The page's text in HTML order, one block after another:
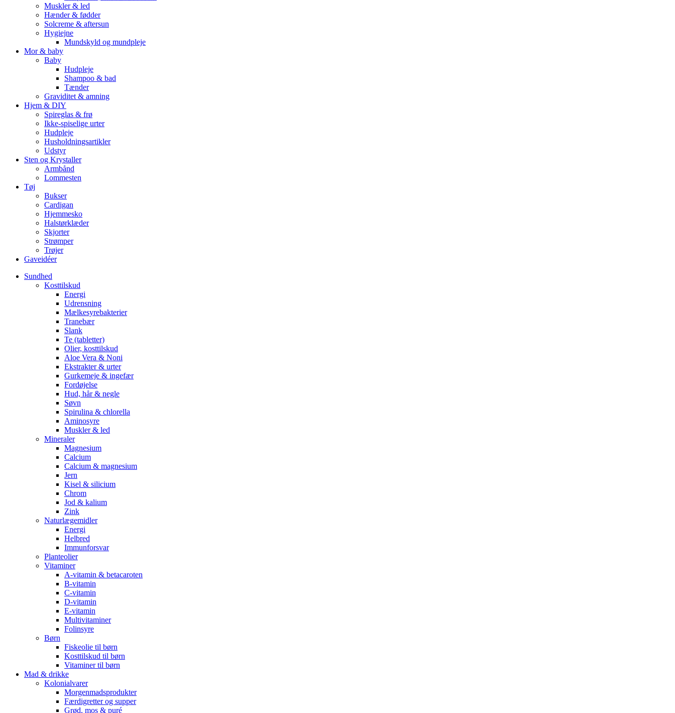
Muskler & led
Hænder & fødder
Solcreme & aftersun
Hygiejne
Mundskyld og mundpleje
Mor & baby
Baby
Hudpleje
Shampoo & bad
Tænder
Graviditet & amning
Hjem & DIY
Spireglas & frø
Ikke-spiselige urter
Hudpleje
Husholdningsartikler
Udstyr
Sten og Krystaller
Armbånd
Lommesten
Tøj
Bukser
Cardigan
Hjemmesko
Halstørklæder
Skjorter
Strømper
Trøjer
Gaveidéer
Sundhed
Kosttilskud
Energi
Udrensning
Mælkesyrebakterier
Tranebær
Slank
Te (tabletter)
Olier, kosttilskud
Aloe Vera & Noni
Ekstrakter & urter
Gurkemeje & ingefær
Fordøjelse
Hud, hår & negle
Søvn
Spirulina & chlorella
Aminosyre
Muskler & led
Mineraler
Magnesium
Calcium
Calcium & magnesium
Jern
Kisel & silicium
Chrom
Jod & kalium
Zink
Naturlægemidler
Energi
Helbred
Immunforsvar
Planteolier
Vitaminer
A-vitamin & betacaroten
B-vitamin
C-vitamin
D-vitamin
E-vitamin
Multivitaminer
Folinsyre
Børn
Fiskeolie til børn
Kosttilskud til børn
Vitaminer til børn
Mad & drikke
Kolonialvarer
Morgenmadsprodukter
Færdigretter og supper
Grød, mos & puré